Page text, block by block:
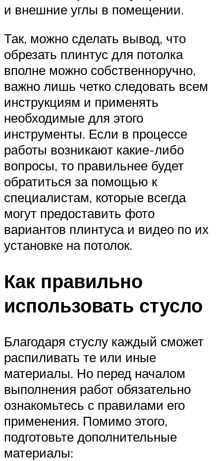
и внешние углы в помещении.
Так, можно сделать вывод, что
обрезать плинтус для потолка
вполне можно собственноручно,
важно лишь четко следовать всем
инструкциям и применять
необходимые для этого
инструменты. Если в процессе
работы возникают какие-либо
вопросы, то правильнее будет
обратиться за помощью к
специалистам, которые всегда
могут предоставить фото
вариантов плинтуса и видео по их
установке на потолок.
Как правильно
использовать стусло
Благодаря стуслу каждый сможет
распиливать те или иные
материалы. Но перед началом
выполнения работ обязательно
ознакомьтесь с правилами его
применения. Помимо этого,
подготовьте дополнительные
материалы: